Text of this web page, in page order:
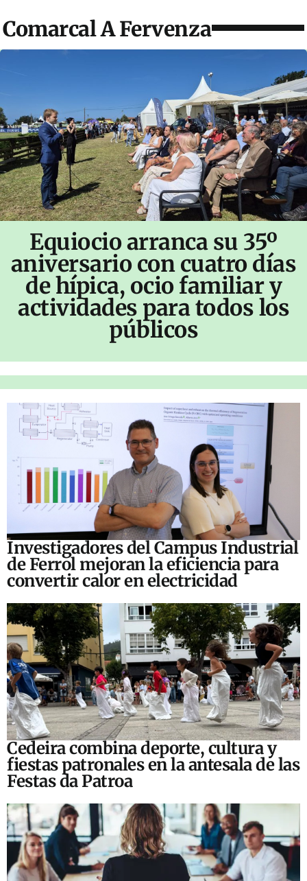
Comarcal A Fervenza
Equiocio arranca su 35º
aniversario con cuatro días
de hípica, ocio familiar y
actividades para todos los
públicos
Investigadores del Campus Industrial
de Ferrol mejoran la eficiencia para
convertir calor en electricidad
Cedeira combina deporte, cultura y
fiestas patronales en la antesala de las
Festas da Patroa